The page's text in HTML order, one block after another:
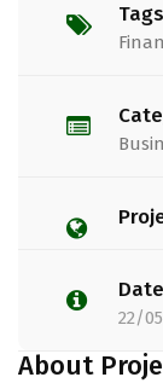
22/
About